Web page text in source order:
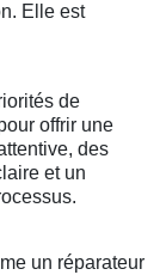
Elle est
de
offrir une
des
et un
un réparateur